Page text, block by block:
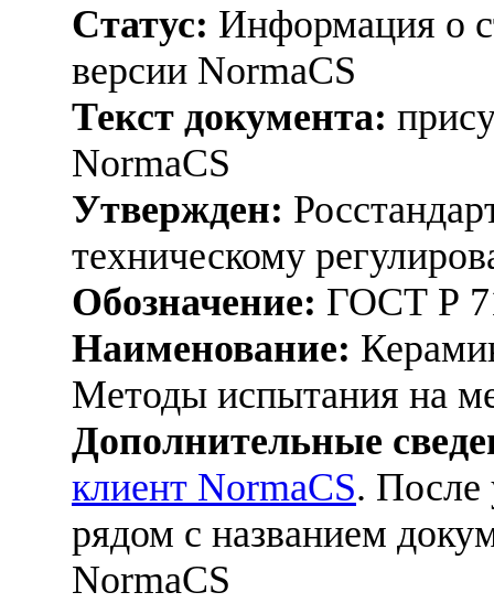
Статус: Информация о
версии NormaCS
Текст документа:
NormaCS
Утвержден:
техническому
Обозначение: ГОСТ Р
Наименование:
Методы испытания на
Дополнительные
клиент NormaCS. После
рядом с названием
NormaCS